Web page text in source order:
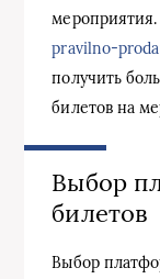
pravilno-
получить
билетов на
Выбор
билетов
Выбор